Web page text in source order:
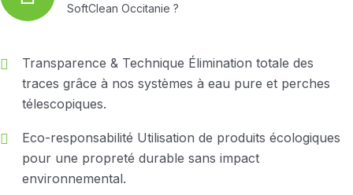
SoftClean Occitanie ?
Transparence & Technique Élimination totale des
traces grâce à nos systèmes à eau pure et perches
télescopiques.
Eco-responsabilité Utilisation de produits écologiques
pour une propreté durable sans impact
environnemental.